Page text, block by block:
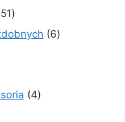
5151
produktów
66
44